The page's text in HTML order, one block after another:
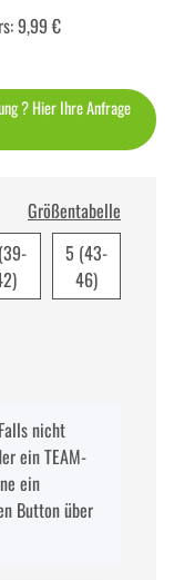
:9,99 €
? Hier Ihre Anfrage
Größentabelle
5 (43-
46)
nicht
ein TEAM-
ein
Button über